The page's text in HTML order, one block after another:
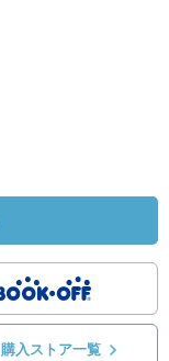
購入ストア一覧